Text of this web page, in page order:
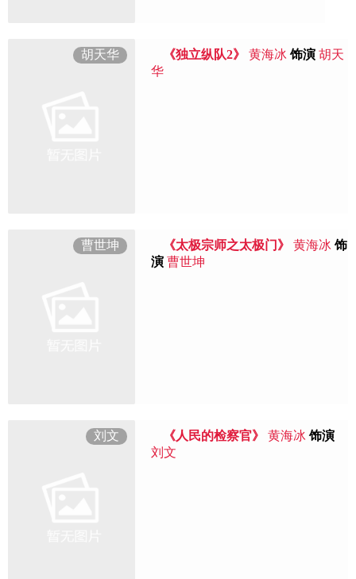
胡天华 《独立纵队2》 黄海冰 饰演 胡天
华
曹世坤 《太极宗师之太极门》 黄海冰 饰
演 曹世坤
刘文 《人民的检察官》 黄海冰 饰演
刘文